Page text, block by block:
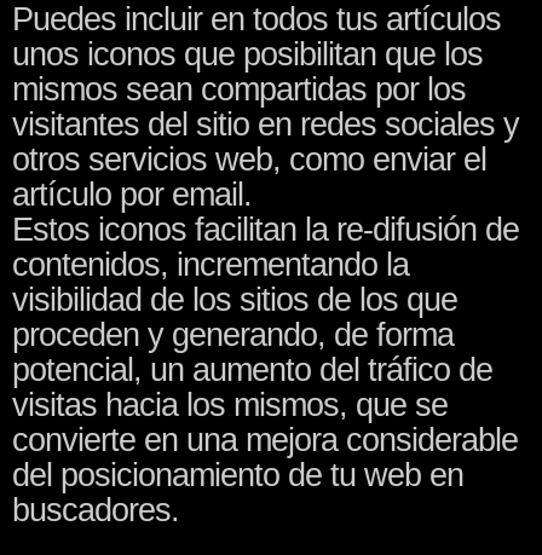
Puedes incluir en todos tus artículos
unos iconos que posibilitan que los
mismos sean compartidas por los
visitantes del sitio en redes sociales y
otros servicios web, como enviar el
artículo por email.
Estos iconos facilitan la re-difusión de
contenidos, incrementando la
visibilidad de los sitios de los que
proceden y generando, de forma
potencial, un aumento del tráfico de
visitas hacia los mismos, que se
convierte en una mejora considerable
del posicionamiento de tu web en
buscadores.